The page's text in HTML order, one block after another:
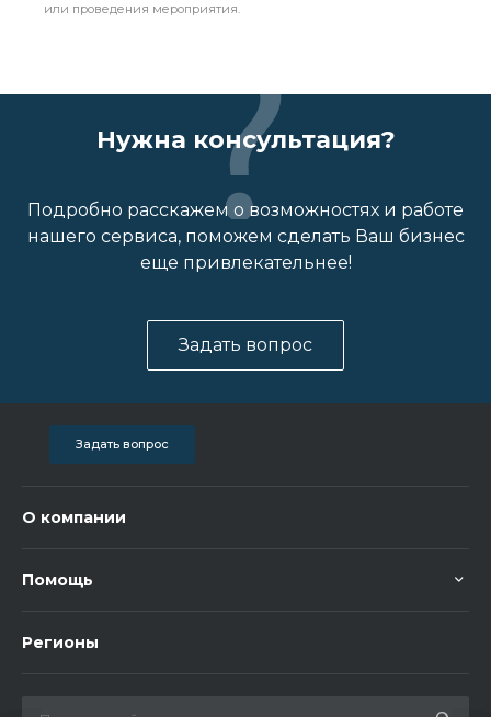
или проведения мероприятия.
Нужна консультация?
Подробно расскажем о возможностях и работе
нашего сервиса, поможем сделать Ваш бизнес
еще привлекательнее!
Задать вопрос
Задать вопрос
О компании
Помощь
Регионы